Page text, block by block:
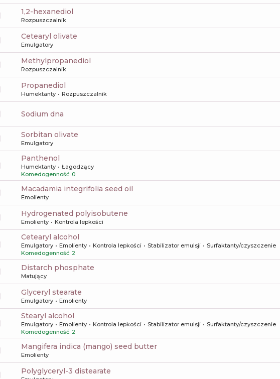
1,2-hexanediol
Rozpuszczalnik
cetearyl olivate
Emulgatory
methylpropanediol
Rozpuszczalnik
propanediol
Humektanty Rozpuszczalnik
sodium dna
sorbitan olivate
Emulgatory
panthenol
Humektanty
Łagodzący
Komedogenność: 0
macadamia integrifolia seed oil
Emolienty
hydrogenated polyisobutene
Emolienty Kontrola lepkości
cetearyl alcohol
Emulgatory Emolienty Kontrola lepkości Stabilizator emulsji
Surfaktanty/czyszczenie
Komedogenność: 2
distarch phosphate
Matujący
glyceryl stearate
Emulgatory Emolienty
stearyl alcohol
Emulgatory Emolienty Kontrola lepkości Stabilizator emulsji
Surfaktanty/czyszczenie
Komedogenność: 2
mangifera indica (mango) seed butter
Emolienty
polyglyceryl-3 distearate